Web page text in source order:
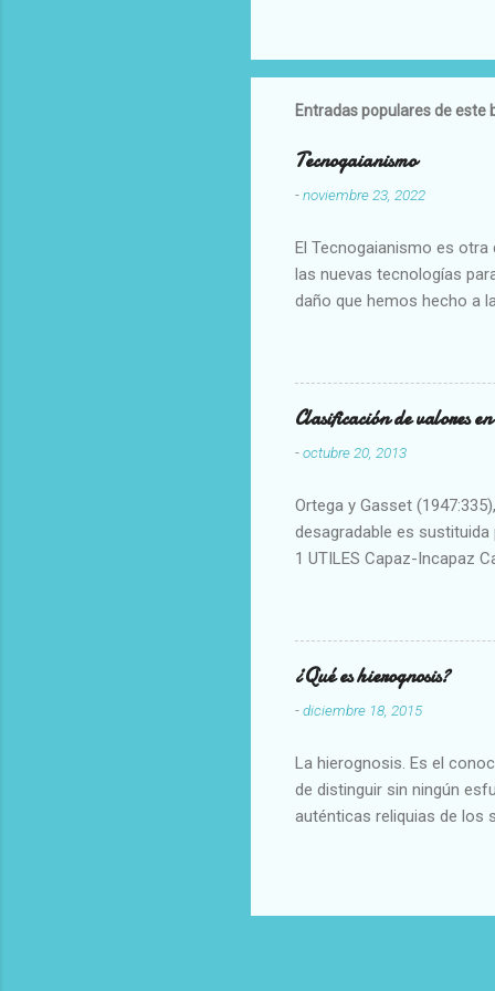
Entradas populares de este
Tecnogaianismo
-noviembre 23, 2022
El Tecnogaianismo es
las nuevas tecnologías
daño que hemos hecho a
Clasificación de valores
-octubre 20, 2013
Ortega y Gasset
desagradable es
1 UTILES Capaz-Incapaz
Escrupuloso-Relajado
Armonioso-Inarmonioso 4
¿Qué es hierognosis?
-diciembre 18, 2015
La hierognosis. Es el
de distinguir sin ningún
auténticas reliquias de los